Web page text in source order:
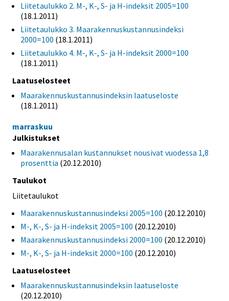
Liitetaulukko 2. M-, K-, S- ja H-indeksit 2005=100
(18.1.2011)
Liitetaulukko 3. Maarakennuskustannusindeksi
2000=100 (18.1.2011)
Liitetaulukko 4. M-, K-, S- ja H-indeksit 2000=100
(18.1.2011)
Laatuselosteet
Maarakennuskustannusindeksin laatuseloste
(18.1.2011)
marraskuu
Julkistukset
Maarakennusalan kustannukset nousivat vuodessa 1,8
prosenttia (20.12.2010)
Taulukot
Liitetaulukot
Maarakennuskustannusindeksi 2005=100 (20.12.2010)
M-, K-, S- ja H-indeksit 2005=100 (20.12.2010)
Maarakennuskustannusindeksi 2000=100 (20.12.2010)
M-, K-, S- ja H-indeksit 2000=100 (20.12.2010)
Laatuselosteet
Maarakennuskustannusindeksin laatuseloste
(20.12.2010)